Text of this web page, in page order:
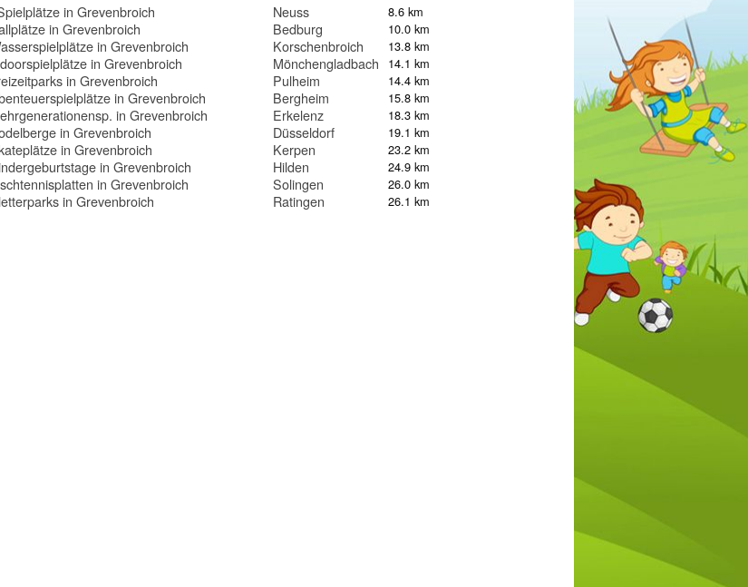
in Grevenbroich
in Grevenbroich
in Grevenbroich
in Grevenbroich
in Grevenbroich
in Grevenbroich
in Grevenbroich
in Grevenbroich
in Grevenbroich
in Grevenbroich
in Grevenbroich
in Grevenbroich
Neuss 8.6 km
Bedburg 10.0 km
Korschenbroich 13.8 km
Mönchengladbach 14.1 km
Pulheim 14.4 km
Bergheim 15.8 km
Erkelenz 18.3 km
Düsseldorf 19.1 km
Kerpen 23.2 km
Hilden 24.9 km
Solingen 26.0 km
Ratingen 26.1 km